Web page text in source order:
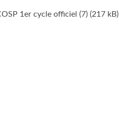
1er cycle officiel (7) (217 kB)